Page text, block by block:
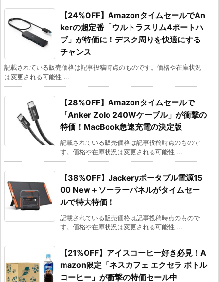
【24%OFF】AmazonタイムセールでAn
kerの超定番「ウルトラスリム4ポートハ
ブ」が特価に！デスク周りを快適にする
チャンス
記載されている販売価格は記事投稿時点のものです。価格や在庫状況
は変更される可能性 ...
【28%OFF】Amazonタイムセールで
「Anker Zolo 240Wケーブル」が衝撃の
特価！MacBook急速充電の決定版
記載されている販売価格は記事投稿時点のもので
す。価格や在庫状況は変更される可能性 ...
【38%OFF】Jackeryポータブル電源15
00 New＋ソーラーパネルがタイムセー
ルで特大特価！
記載されている販売価格は記事投稿時点のもので
す。価格や在庫状況は変更される可能性 ...
【21%OFF】アイスコーヒー好き必見！A
mazon限定「ネスカフェ エクセラ ボトル
コーヒー」が衝撃の特価セール中